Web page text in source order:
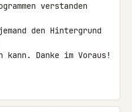
verstanden
den Hintergrund
kann. Danke im Voraus!